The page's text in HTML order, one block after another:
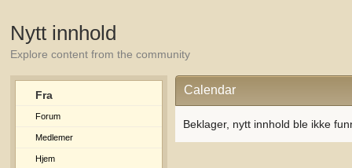
Nytt innhold
Explore content from the community
Fra
Forum
Medlemer
Hjem
Calendar
Beklager, nytt innhold ble ikke